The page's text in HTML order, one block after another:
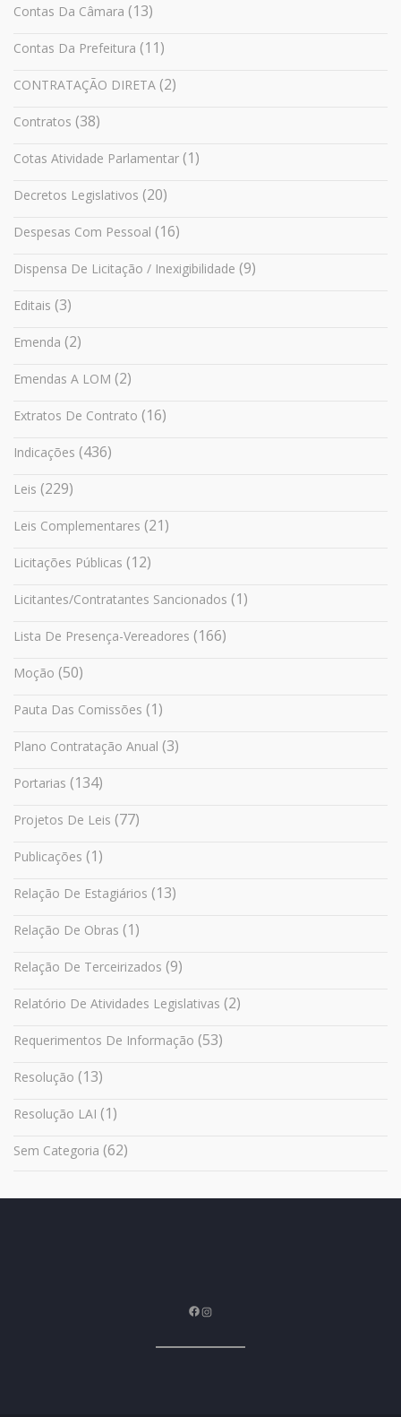
Contas Da Câmara (13)
Contas Da Prefeitura (11)
CONTRATAÇÃO DIRETA (2)
Contratos (38)
Cotas Atividade Parlamentar (1)
Decretos Legislativos (20)
Despesas Com Pessoal (16)
Dispensa De Licitação / Inexigibilidade (9)
Editais (3)
Emenda (2)
Emendas A LOM (2)
Extratos De Contrato (16)
Indicações (436)
Leis (229)
Leis Complementares (21)
Licitações Públicas (12)
Licitantes/Contratantes Sancionados (1)
Lista De Presença-Vereadores (166)
Moção (50)
Pauta Das Comissões (1)
Plano Contratação Anual (3)
Portarias (134)
Projetos De Leis (77)
Publicações (1)
Relação De Estagiários (13)
Relação De Obras (1)
Relação De Terceirizados (9)
Relatório De Atividades Legislativas (2)
Requerimentos De Informação (53)
Resolução (13)
Resolução LAI (1)
Sem Categoria (62)
Facebook